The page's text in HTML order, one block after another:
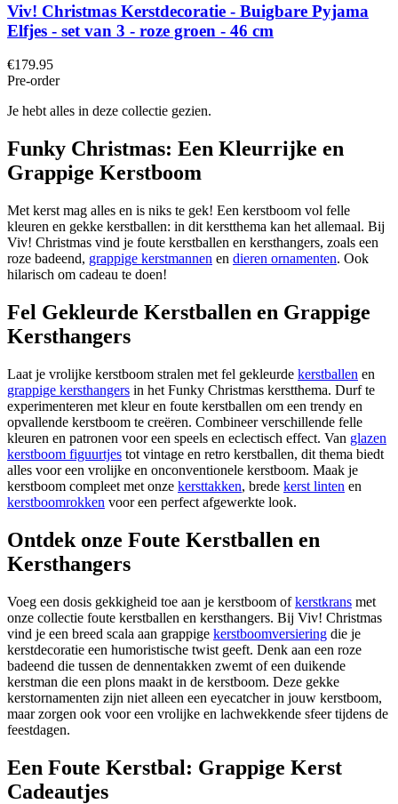
Viv! Christmas Kerstdecoratie - Buigbare Pyjama
Elfjes - set van 3 - roze groen - 46 cm
€179.95
Pre-order
Je hebt alles in deze collectie gezien.
Funky Christmas: Een Kleurrijke en
Grappige Kerstboom
Met kerst mag alles en is niks te gek! Een kerstboom vol felle
kleuren en gekke kerstballen: in dit kerstthema kan het allemaal. Bij
Viv! Christmas vind je foute kerstballen en kersthangers, zoals een
roze badeend, grappige kerstmannen en dieren ornamenten. Ook
hilarisch om cadeau te doen!
Fel Gekleurde Kerstballen en Grappige
Kersthangers
Laat je vrolijke kerstboom stralen met fel gekleurde kerstballen en
grappige kersthangers in het Funky Christmas kerstthema. Durf te
experimenteren met kleur en foute kerstballen om een trendy en
opvallende kerstboom te creëren. Combineer verschillende felle
kleuren en patronen voor een speels en eclectisch effect. Van glazen
kerstboom figuurtjes tot vintage en retro kerstballen, dit thema biedt
alles voor een vrolijke en onconventionele kerstboom. Maak je
kerstboom compleet met onze kersttakken, brede kerst linten en
kerstboomrokken voor een perfect afgewerkte look.
Ontdek onze Foute Kerstballen en
Kersthangers
Voeg een dosis gekkigheid toe aan je kerstboom ofkerstkrans met
onze collectie foute kerstballen en kersthangers. Bij Viv! Christmas
vind je een breed scala aan grappige kerstboomversiering die je
kerstdecoratie een humoristische twist geeft. Denk aan een roze
badeend die tussen de dennentakken zwemt of een duikende
kerstman die een plons maakt in de kerstboom. Deze gekke
kerstornamenten zijn niet alleen een eyecatcher in jouw kerstboom,
maar zorgen ook voor een vrolijke en lachwekkende sfeer tijdens de
feestdagen.
Een Foute Kerstbal: Grappige Kerst
Cadeautjes